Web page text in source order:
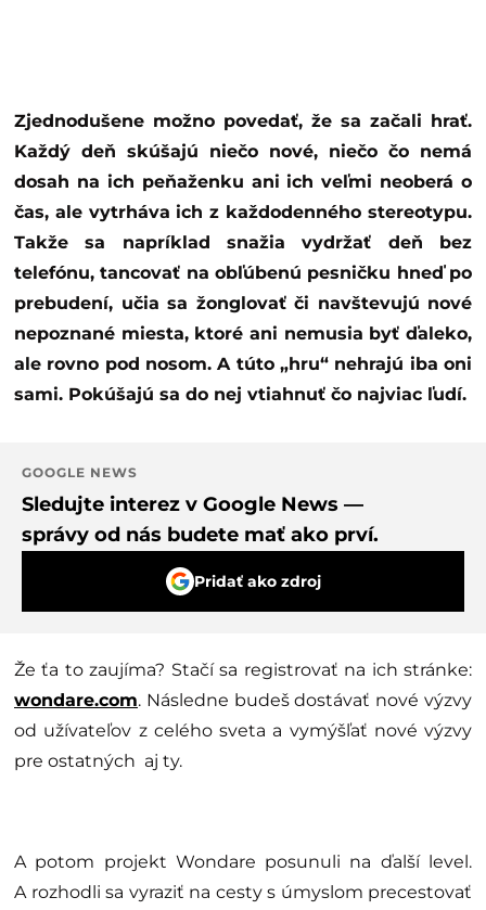
Zjednodušene možno povedať, že sa začali hrať.
Každý deň skúšajú niečo nové, niečo čo nemá
dosah na ich peňaženku ani ich veľmi neoberá o
čas, ale vytrháva ich z každodenného stereotypu.
Takže sa napríklad snažia vydržať deň bez
telefónu, tancovať na obľúbenú pesničku hneď po
prebudení, učia sa žonglovať či navštevujú nové
nepoznané miesta, ktoré ani nemusia byť ďaleko,
ale rovno pod nosom. A túto „hru“ nehrajú iba oni
sami. Pokúšajú sa do nej vtiahnuť čo najviac ľudí.
GOOGLE NEWS
Sledujte interez v Google News —
správy od nás budete mať ako prví.
Pridať ako zdroj
Že ťa to zaujíma? Stačí sa registrovať na ich stránke:
wondare.com. Následne budeš dostávať nové výzvy
od užívateľov z celého sveta a vymýšľať nové výzvy
pre ostatných aj ty.
A potom projekt Wondare posunuli na ďalší level.
A rozhodli sa vyraziť na cesty s úmyslom precestovať